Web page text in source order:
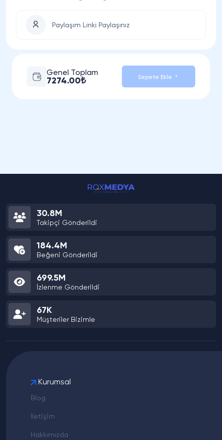
Genel Toplam
7274.00₺ Sepete Ekle
30.8M
Takipçi Gönderildi
184.4M
Beğeni Gönderildi
699.5M
İzlenme Gönderildi
67K
Müşteriler Bizimle
Kurumsal
Blog
İletişim
Hakkımızda